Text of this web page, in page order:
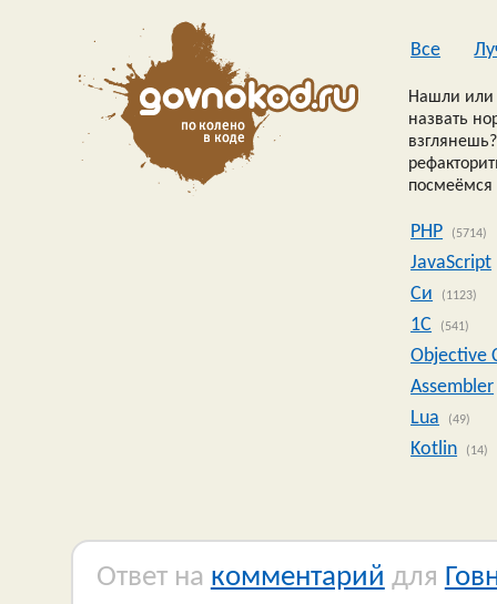
Все
Нашли или
назвать
посмеёмся
PHP (5714)
JavaScript
Си
(1123)
1C (541)
Objective
Assembler
Lua
(49)
Kotlin (14)
Ответ на комментарий для